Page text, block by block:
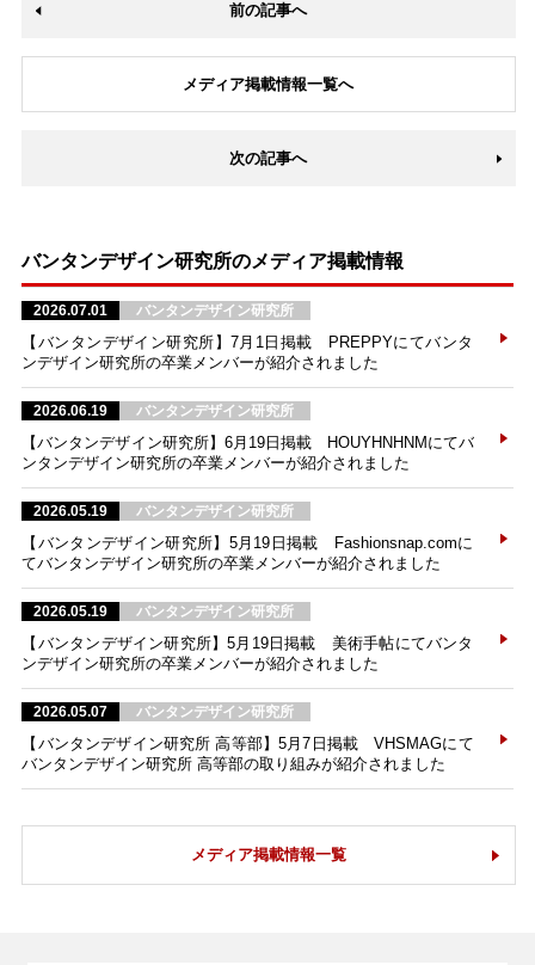
前の記事へ
メディア掲載情報一覧へ
次の記事へ
バンタンデザイン研究所のメディア掲載情報
2026.07.01 バンタンデザイン研究所
【バンタンデザイン研究所】7月1日掲載 PREPPYにてバンタ
ンデザイン研究所の卒業メンバーが紹介されました
2026.06.19 バンタンデザイン研究所
【バンタンデザイン研究所】6月19日掲載 HOUYHNHNMにてバ
ンタンデザイン研究所の卒業メンバーが紹介されました
2026.05.19 バンタンデザイン研究所
【バンタンデザイン研究所】5月19日掲載 Fashionsnap.comに
てバンタンデザイン研究所の卒業メンバーが紹介されました
2026.05.19 バンタンデザイン研究所
【バンタンデザイン研究所】5月19日掲載 美術手帖にてバンタ
ンデザイン研究所の卒業メンバーが紹介されました
2026.05.07 バンタンデザイン研究所
【バンタンデザイン研究所 高等部】5月7日掲載 VHSMAGにて
バンタンデザイン研究所 高等部の取り組みが紹介されました
メディア掲載情報一覧